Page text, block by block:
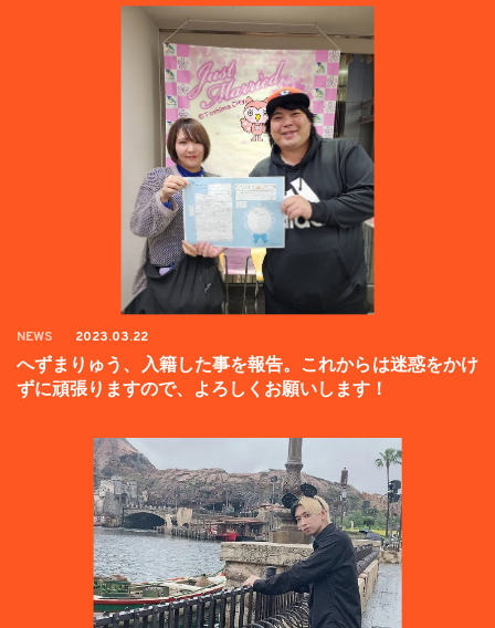
NEWS 2023.03.22
へずまりゅう、入籍した事を報告。これからは迷惑をかけ
ずに頑張りますので、よろしくお願いします！